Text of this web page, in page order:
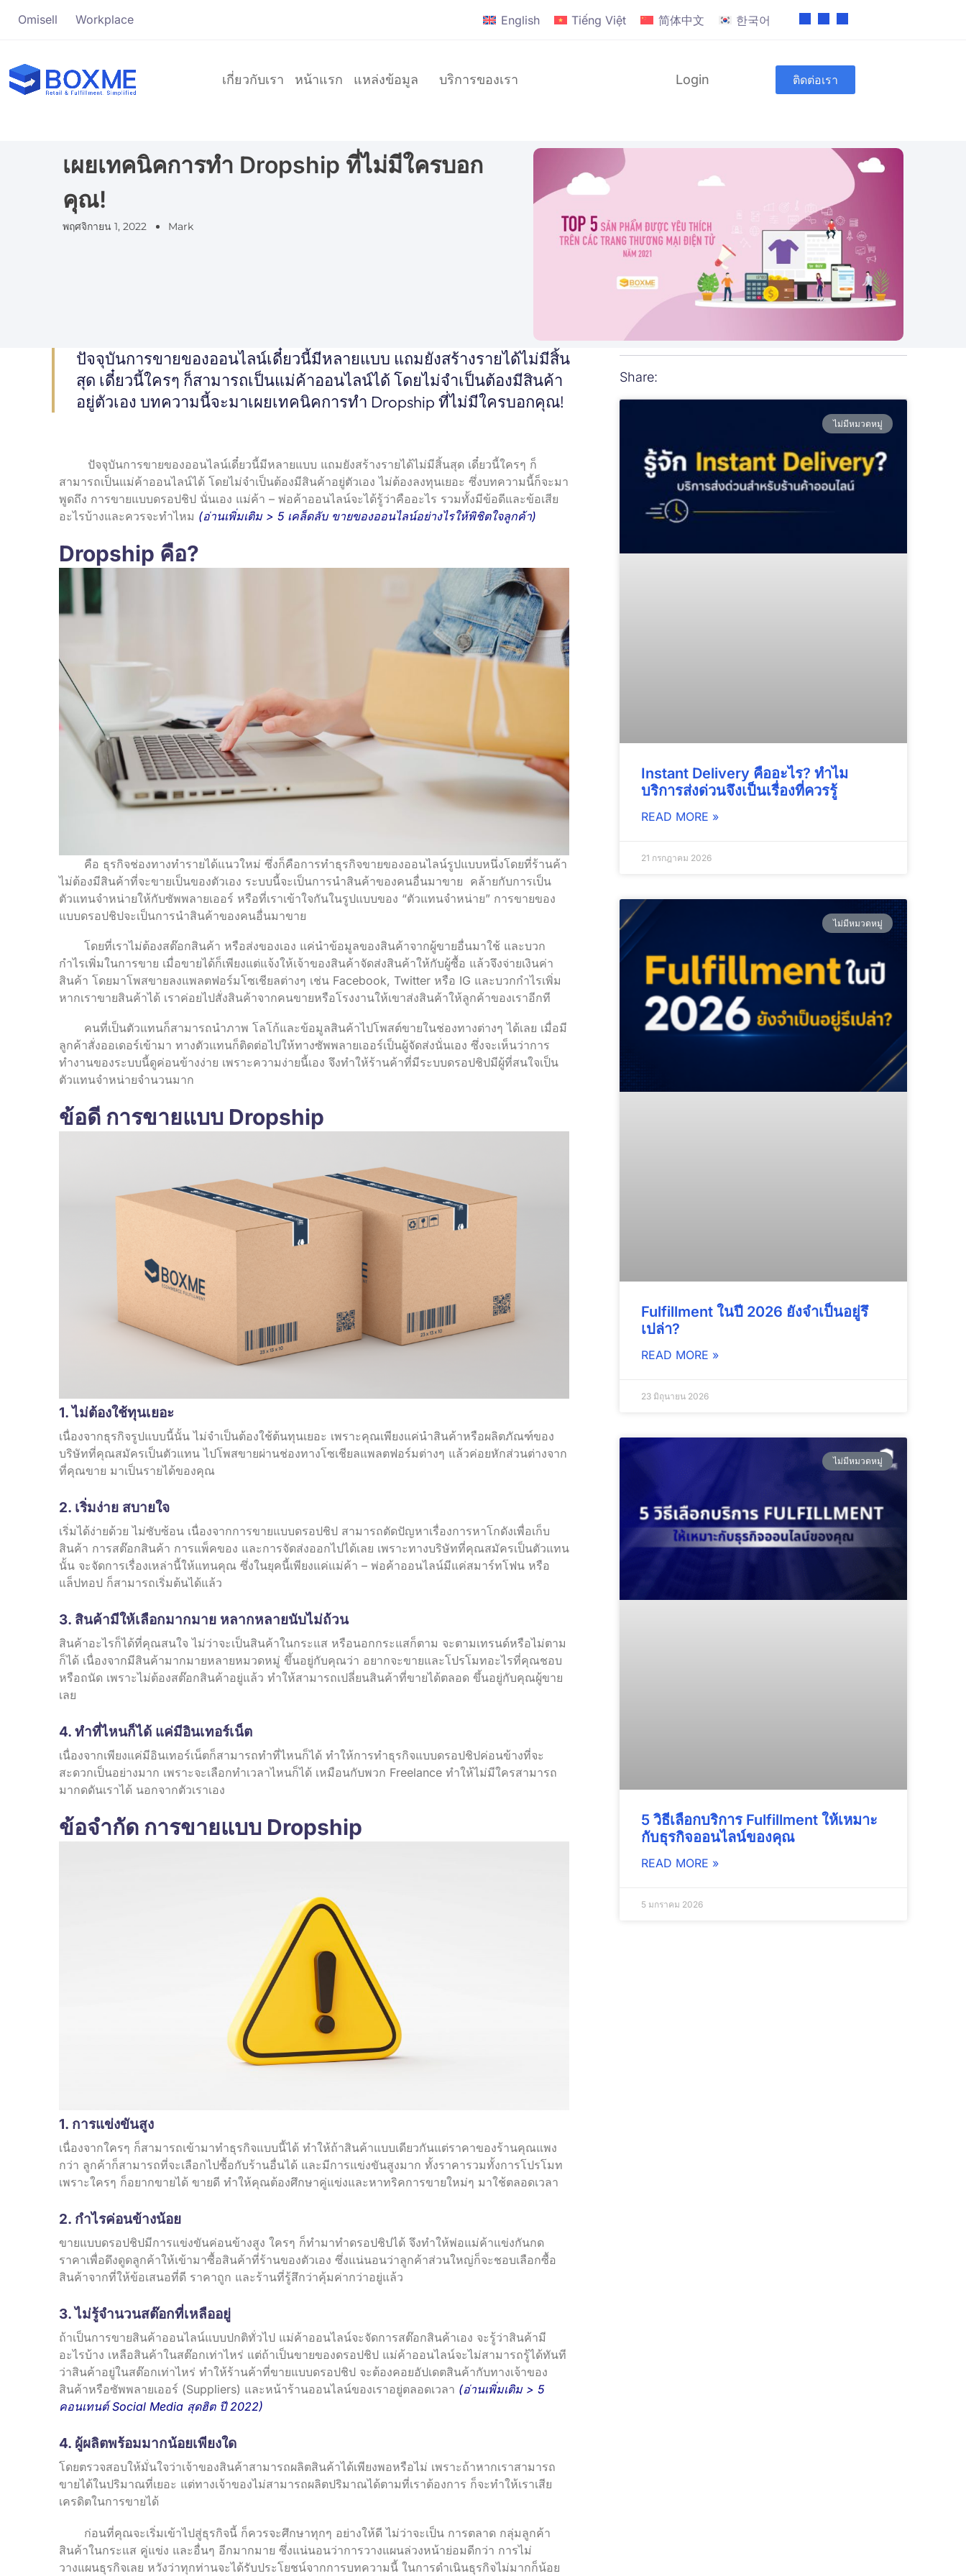
Omisell Workplace English Tiếng Việt 简体中文 한국어
เกี่ยวกับเรา หน้าแรก แหล่งข้อมูล บริการของเรา Login ติดต่อเรา
เผยเทคนิคการทำ Dropship ที่ไม่มีใครบอก
คุณ!
พฤศจิกายน 1, 2022 Mark
ปัจจุบันการขายของออนไลน์เดี๋ยวนี้มีหลายแบบ แถมยังสร้างรายได้ไม่มีสิ้น
สุด เดี๋ยวนี้ใครๆ ก็สามารถเป็นแม่ค้าออนไลน์ได้ โดยไม่จำเป็นต้องมีสินค้า
อยู่ตัวเอง บทความนี้จะมาเผยเทคนิคการทำ Dropship ที่ไม่มีใครบอกคุณ!
ปัจจุบันการขายของออนไลน์เดี๋ยวนี้มีหลายแบบ แถมยังสร้างรายได้ไม่มีสิ้นสุด เดี๋ยวนี้ใครๆ ก็
สามารถเป็นแม่ค้าออนไลน์ได้ โดยไม่จำเป็นต้องมีสินค้าอยู่ตัวเอง ไม่ต้องลงทุนเยอะ ซึ่งบทความนี้ก็จะมา
พูดถึง การขายแบบดรอปชิป นั่นเอง แม่ค้า – พ่อค้าออนไลน์จะได้รู้ว่าคืออะไร รวมทั้งมีข้อดีและข้อเสีย
อะไรบ้างและควรจะทำไหม (อ่านเพิ่มเติม > 5 เคล็ดลับ ขายของออนไลน์อย่างไรให้พิชิตใจลูกค้า)
Dropship คือ?
คือ ธุรกิจช่องทางทำรายได้แนวใหม่ ซึ่งก็คือการทำธุรกิจขายของออนไลน์รูปแบบหนึ่งโดยที่ร้านค้า
ไม่ต้องมีสินค้าที่จะขายเป็นของตัวเอง ระบบนี้จะเป็นการนำสินค้าของคนอื่นมาขาย คล้ายกับการเป็น
ตัวแทนจำหน่ายให้กับซัพพลายเออร์ หรือที่เราเข้าใจกันในรูปแบบของ “ตัวแทนจำหน่าย” การขายของ
แบบดรอปชิปจะเป็นการนำสินค้าของคนอื่นมาขาย
โดยที่เราไม่ต้องสต๊อกสินค้า หรือส่งของเอง แค่นำข้อมูลของสินค้าจากผู้ขายอื่นมาใช้ และบวก
กำไรเพิ่มในการขาย เมื่อขายได้ก็เพียงแต่แจ้งให้เจ้าของสินค้าจัดส่งสินค้าให้กับผู้ซื้อ แล้วจึงจ่ายเงินค่า
สินค้า โดยมาโพสขายลงแพลตฟอร์มโซเชียลต่างๆ เช่น Facebook, Twitter หรือ IG และบวกกำไรเพิ่ม
หากเราขายสินค้าได้ เราค่อยไปสั่งสินค้าจากคนขายหรือโรงงานให้เขาส่งสินค้าให้ลูกค้าของเราอีกที
คนที่เป็นตัวแทนก็สามารถนำภาพ โลโก้และข้อมูลสินค้าไปโพสต์ขายในช่องทางต่างๆ ได้เลย เมื่อมี
ลูกค้าสั่งออเดอร์เข้ามา ทางตัวแทนก็ติดต่อไปให้ทางซัพพลายเออร์เป็นผู้จัดส่งนั่นเอง ซึ่งจะเห็นว่าการ
ทำงานของระบบนี้ดูค่อนข้างง่าย เพราะความง่ายนี้เอง จึงทำให้ร้านค้าที่มีระบบดรอปชิปมีผู้ที่สนใจเป็น
ตัวแทนจำหน่ายจำนวนมาก
ข้อดี การขายแบบ Dropship
1. ไม่ต้องใช้ทุนเยอะ
เนื่องจากธุรกิจรูปแบบนี้นั้น ไม่จำเป็นต้องใช้ต้นทุนเยอะ เพราะคุณเพียงแค่นำสินค้าหรือผลิตภัณฑ์ของ
บริษัทที่คุณสมัครเป็นตัวแทน ไปโพสขายผ่านช่องทางโซเชียลแพลตฟอร์มต่างๆ แล้วค่อยหักส่วนต่างจาก
ที่คุณขาย มาเป็นรายได้ของคุณ
2. เริ่มง่าย สบายใจ
เริ่มได้ง่ายด้วย ไม่ซับซ้อน เนื่องจากการขายแบบดรอปชิป สามารถตัดปัญหาเรื่องการหาโกดังเพื่อเก็บ
สินค้า การสต๊อกสินค้า การแพ็คของ และการจัดส่งออกไปได้เลย เพราะทางบริษัทที่คุณสมัครเป็นตัวแทน
นั้น จะจัดการเรื่องเหล่านี้ให้แทนคุณ ซึ่งในยุคนี้เพียงแค่แม่ค้า – พ่อค้าออนไลน์มีแค่สมาร์ทโฟน หรือ
แล็ปทอป ก็สามารถเริ่มต้นได้แล้ว
3. สินค้ามีให้เลือกมากมาย หลากหลายนับไม่ถ้วน
สินค้าอะไรก็ได้ที่คุณสนใจ ไม่ว่าจะเป็นสินค้าในกระแส หรือนอกกระแสก็ตาม จะตามเทรนด์หรือไม่ตาม
ก็ได้ เนื่องจากมีสินค้ามากมายหลายหมวดหมู่ ขึ้นอยู่กับคุณว่า อยากจะขายและโปรโมทอะไรที่คุณชอบ
หรือถนัด เพราะไม่ต้องสต๊อกสินค้าอยู่แล้ว ทำให้สามารถเปลี่ยนสินค้าที่ขายได้ตลอด ขึ้นอยู่กับคุณผู้ขาย
เลย
4. ทำที่ไหนก็ได้ แค่มีอินเทอร์เน็ต
เนื่องจากเพียงแค่มีอินเทอร์เน็ตก็สามารถทำที่ไหนก็ได้ ทำให้การทำธุรกิจแบบดรอปชิปค่อนข้างที่จะ
สะดวกเป็นอย่างมาก เพราะจะเลือกทำเวลาไหนก็ได้ เหมือนกับพวก Freelance ทำให้ไม่มีใครสามารถ
มากดดันเราได้ นอกจากตัวเราเอง
ข้อจำกัด การขายแบบ Dropship
1. การแข่งขันสูง
เนื่องจากใครๆ ก็สามารถเข้ามาทำธุรกิจแบบนี้ได้ ทำให้ถ้าสินค้าแบบเดียวกันแต่ราคาของร้านคุณแพง
กว่า ลูกค้าก็สามารถที่จะเลือกไปซื้อกับร้านอื่นได้ และมีการแข่งขันสูงมาก ทั้งราคารวมทั้งการโปรโมท
เพราะใครๆ ก็อยากขายได้ ขายดี ทำให้คุณต้องศึกษาคู่แข่งและหาทริคการขายใหม่ๆ มาใช้ตลอดเวลา
2. กำไรค่อนข้างน้อย
ขายแบบดรอปชิปมีการแข่งขันค่อนข้างสูง ใครๆ ก็ทำมาทำดรอปชิปได้ จึงทำให้พ่อแม่ค้าแข่งกันกด
ราคาเพื่อดึงดูดลูกค้าให้เข้ามาซื้อสินค้าที่ร้านของตัวเอง ซึ่งแน่นอนว่าลูกค้าส่วนใหญ่ก็จะชอบเลือกซื้อ
สินค้าจากที่ให้ข้อเสนอที่ดี ราคาถูก และร้านที่รู้สึกว่าคุ้มค่ากว่าอยู่แล้ว
3. ไม่รู้จำนวนสต๊อกที่เหลืออยู่
ถ้าเป็นการขายสินค้าออนไลน์แบบปกติทั่วไป แม่ค้าออนไลน์จะจัดการสต๊อกสินค้าเอง จะรู้ว่าสินค้ามี
อะไรบ้าง เหลือสินค้าในสต๊อกเท่าไหร่ แต่ถ้าเป็นขายของดรอปชิป แม่ค้าออนไลน์จะไม่สามารถรู้ได้ทันที
ว่าสินค้าอยู่ในสต๊อกเท่าไหร่ ทำให้ร้านค้าที่ขายแบบดรอปชิป จะต้องคอยอัปเดตสินค้ากับทางเจ้าของ
สินค้าหรือซัพพลายเออร์ (Suppliers) และหน้าร้านออนไลน์ของเราอยู่ตลอดเวลา (อ่านเพิ่มเติม > 5
คอนเทนต์ Social Media สุดฮิต ปี 2022)
4. ผู้ผลิตพร้อมมากน้อยเพียงใด
โดยตรวจสอบให้มั่นใจว่าเจ้าของสินค้าสามารถผลิตสินค้าได้เพียงพอหรือไม่ เพราะถ้าหากเราสามารถ
ขายได้ในปริมาณที่เยอะ แต่ทางเจ้าของไม่สามารถผลิตปริมาณได้ตามที่เราต้องการ ก็จะทำให้เราเสีย
เครดิตในการขายได้
ก่อนที่คุณจะเริ่มเข้าไปสู่ธุรกิจนี้ ก็ควรจะศึกษาทุกๆ อย่างให้ดี ไม่ว่าจะเป็น การตลาด กลุ่มลูกค้า
สินค้าในกระแส คู่แข่ง และอื่นๆ อีกมากมาย ซึ่งแน่นอนว่าการวางแผนล่วงหน้าย่อมดีกว่า การไม่
วางแผนธุรกิจเลย หวังว่าทุกท่านจะได้รับประโยชน์จากการบทความนี้ ในการดำเนินธุรกิจไม่มากก็น้อย
Share:
ไม่มีหมวดหมู่
Instant Delivery คืออะไร? ทำไม
บริการส่งด่วนจึงเป็นเรื่องที่ควรรู้
READ MORE »
21 กรกฎาคม 2026
ไม่มีหมวดหมู่
Fulfillment ในปี 2026 ยังจำเป็นอยู่รึ
เปล่า?
READ MORE »
23 มิถุนายน 2026
ไม่มีหมวดหมู่
5 วิธีเลือกบริการ Fulfillment ให้เหมาะ
กับธุรกิจออนไลน์ของคุณ
READ MORE »
5 มกราคม 2026